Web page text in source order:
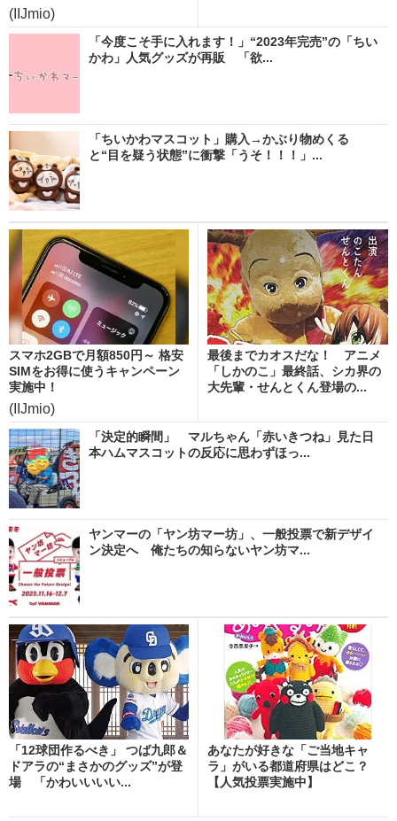
(IIJmio)
「今度こそ手に入れます！」“2023年完売”の「ちい
かわ」人気グッズが再販 「欲...
「ちいかわマスコット」購入→かぶり物めくる
と“目を疑う状態”に衝撃「うそ！！！」...
スマホ2GBで月額850円～ 格安
SIMをお得に使うキャンペーン
実施中！
(IIJmio)
最後までカオスだな！ アニメ
「しかのこ」最終話、シカ界の
大先輩・せんとくん登場の...
「決定的瞬間」 マルちゃん「赤いきつね」見た日
本ハムマスコットの反応に思わずほっ...
ヤンマーの「ヤン坊マー坊」、一般投票で新デザイ
ン決定へ 俺たちの知らないヤン坊マ...
「12球団作るべき」 つば九郎＆
ドアラの“まさかのグッズ”が登
場 「かわいいいい...
あなたが好きな「ご当地キャ
ラ」がいる都道府県はどこ？
【人気投票実施中】